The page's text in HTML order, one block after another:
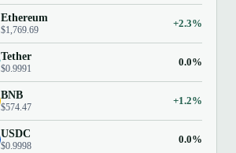
Ethereum
$1,769.69
+2.3%
Tether
$0.9991
0.0%
BNB
$574.47
+1.2%
USDC
$0.9998
0.0%